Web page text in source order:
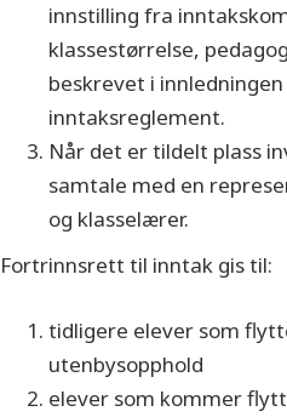
innstilling fra
klassestørrelse,
beskrevet i
inntaksreglement.
Når det er tildelt plass
samtale med en
og klasselærer.
Fortrinnsrett til inntak gis til:
tidligere elever som
utenbysopphold
elever som kommer